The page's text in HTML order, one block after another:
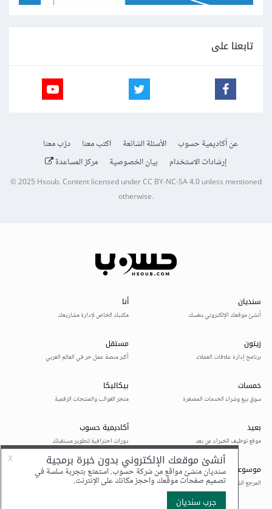
تابعنا على
عن أكاديمية حسوب الأسئلة الشائعة اكتب معنا
درّب معنا
إرشادات الاستخدام
بيان الخصوصية مركز المساعدة
© 2025Hsoub.Content licensed underCC BY-NC-SA 4.0unless mentioned
otherwise.